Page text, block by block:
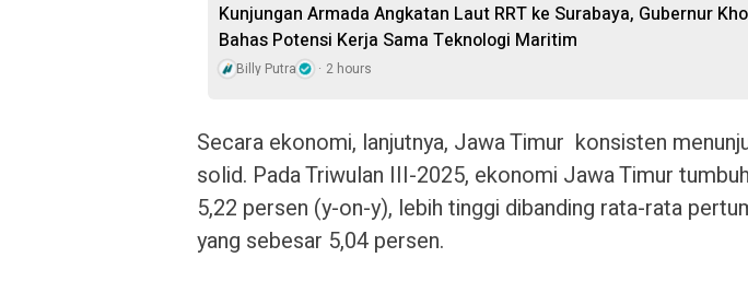
Kunjungan Armada Angkatan Laut RRT ke Surabaya, Gubernur
Bahas Potensi Kerja Sama Teknologi Maritim
Billy Putra 2 hours
Secara ekonomi, lanjutnya, Jawa Timur konsisten
solid. Pada Triwulan III-2025, ekonomi Jawa Timur
5,22 persen (y-on-y), lebih tinggi dibanding rata-rata
yang sebesar 5,04 persen.